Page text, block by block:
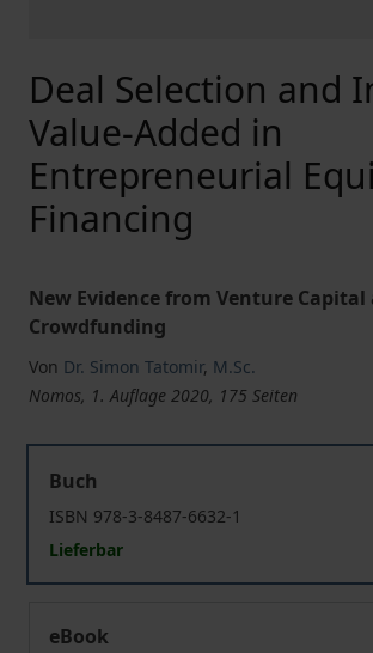
Deal Selection and
Value-Added in
Entrepreneurial
Financing
New Evidence from Venture Capital
Crowdfunding
Von Dr. Simon Tatomir, M.Sc.
Nomos, 1. Auflage 2020, 175 Seiten
Buch
ISBN 978-3-8487-6632-1
Lieferbar
eBook